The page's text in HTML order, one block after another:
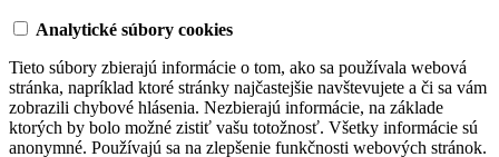
Analytické súbory cookies
Tieto súbory zbierajú informácie o tom, ako sa používala webová
stránka, napríklad ktoré stránky najčastejšie navštevujete a či sa vám
zobrazili chybové hlásenia. Nezbierajú informácie, na základe
ktorých by bolo možné zistiť vašu totožnosť. Všetky informácie sú
anonymné. Používajú sa na zlepšenie funkčnosti webových stránok.